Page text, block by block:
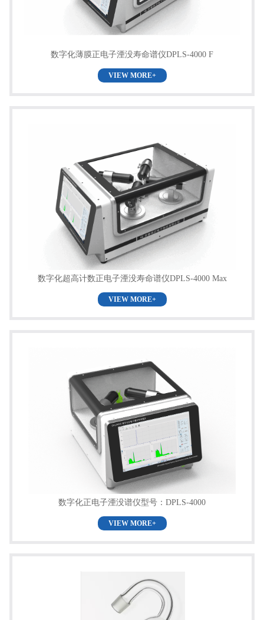
数字化薄膜正电子湮没寿命谱仪DPLS-4000 F
VIEW MORE+
数字化超高计数正电子湮没寿命谱仪DPLS-4000 Max
VIEW MORE+
数字化正电子湮没谱仪型号：DPLS-4000
VIEW MORE+